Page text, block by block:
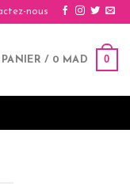
nous
PANIER / 0 MAD 0